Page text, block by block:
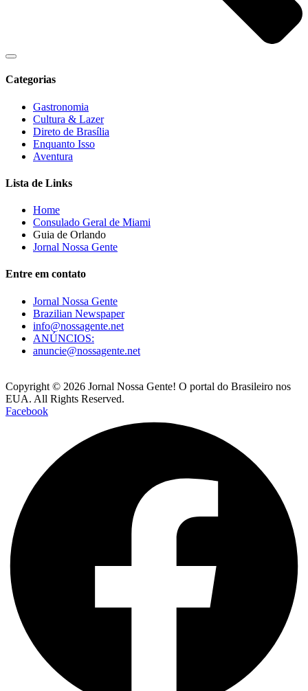
Categorias
Gastronomia
Cultura & Lazer
Direto de Brasília
Enquanto Isso
Aventura
Lista de Links
Home
Consulado Geral de Miami
Guia de Orlando
Jornal Nossa Gente
Entre em contato
Jornal Nossa Gente
Brazilian Newspaper
info@nossagente.net
ANÚNCIOS:
anuncie@nossagente.net
Copyright © 2026 Jornal Nossa Gente! O portal do Brasileiro nos
EUA. All Rights Reserved.
Facebook